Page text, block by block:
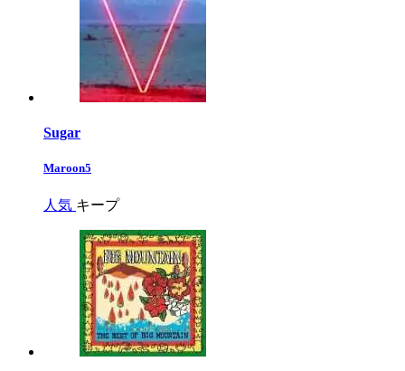
Sugar
Maroon5
人気 キープ